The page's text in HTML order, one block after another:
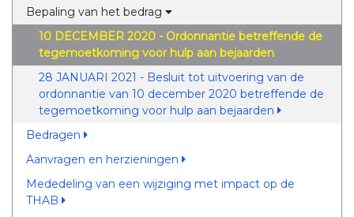
Bepaling van het bedrag
10 DECEMBER 2020 - Ordonnantie betreffende de
tegemoetkoming voor hulp aan bejaarden
28 JANUARI 2021 - Besluit tot uitvoering van de
ordonnantie van 10 december 2020 betreffende de
tegemoetkoming voor hulp aan bejaarden
Bedragen
Aanvragen en herzieningen
Mededeling van een wijziging met impact op de
THAB